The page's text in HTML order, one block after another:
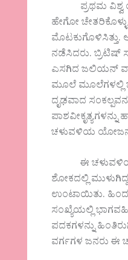
ಪ್ರಥಮ ವಿಶ್ವ
ಹೇಗೋ
ಮೊಟಕುಗೊಳಿಸಿತ್ತು.
ನಡೆಸಿದರು. ಬ್ರಿಟಿಷ್
ಎಸಗಿದ ಜಲಿಯನ್
ಮೂಲೆ ಮೂಲೆಗಳಲ್ಲಿ
ದೃಢವಾದ
ಚಳುವಳಿಯ
ಈ ಚಳುವಳಿಯು
ಶೋಕದಲ್ಲಿ
ಉಂಟಾಯಿತು.
ಸಂಖ್ಯೆಯಲ್ಲಿ
ಪದಕಗಳನ್ನು
ವರ್ಗಗಳ ಜನರು ಈ